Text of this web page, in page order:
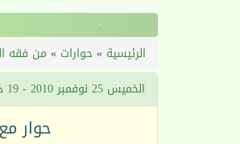
‹
الرئيسية »حوارات » من فقه
الخميس 25 نوفمبر 2010 - 19 ذو الحجة 1431هـ
حوار